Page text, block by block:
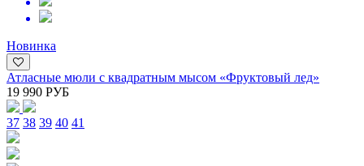
Новинка
Атласные мюли с квадратным мысом «Фруктовый лед»
19 990 РУБ
37 38 39 40 41